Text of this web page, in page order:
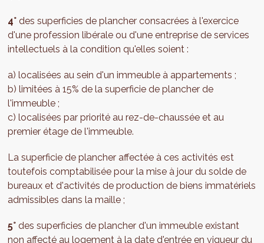
4°des superficies de plancher consacrées à l'exercice
d'une profession libérale ou d'une entreprise de services
intellectuels à la condition qu'elles soient :
a) localisées au sein d'un immeuble à appartements ;
b) limitées à 15% de la superficie de plancher de
l'immeuble ;
c) localisées par priorité au rez-de-chaussée et au
premier étage de l'immeuble.
La superficie de plancher affectée à ces activités est
toutefois comptabilisée pour la mise à jour du solde de
bureaux et d'activités de production de biens immatériels
admissibles dans la maille ;
5°des superficies de plancher d'un immeuble existant
non affecté au logement à la date d'entrée en vigueur du